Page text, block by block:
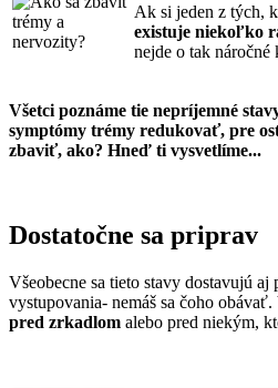
Ak si jeden z tých,
existuje niekoľko
nejde o tak náročné
Všetci poznáme tie nepríjemné
symptómy trémy redukovať, pre
zbaviť, ako? Hneď ti vysvetlíme...
Dostatočne sa priprav
Všeobecne sa tieto stavy dostavujú
vystupovania- nemáš sa čoho
pred zrkadlom alebo pred niekým,